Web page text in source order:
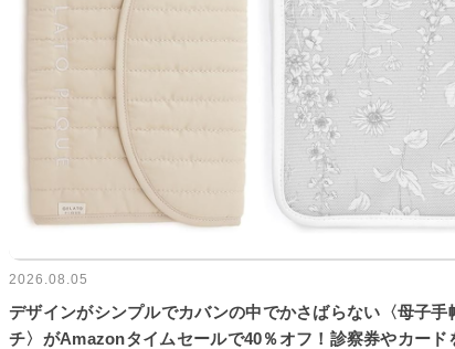
2026.08.05
デザインがシンプルでカバンの中でかさばらない〈母子手
チ〉がAmazonタイムセールで40％オフ！診察券やカー